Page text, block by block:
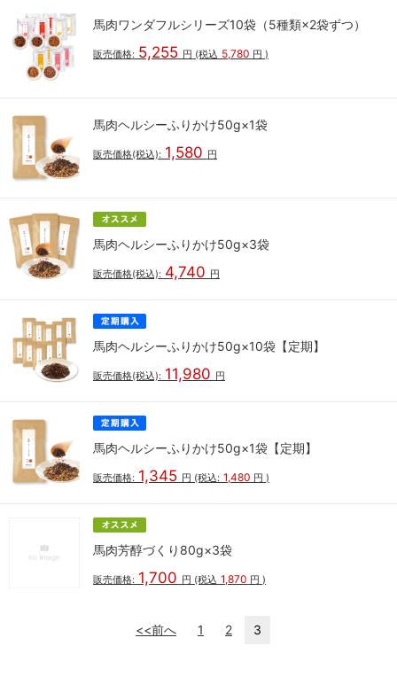
馬肉ワンダフルシリーズ10袋（5種類×2袋ずつ）
販売価格: 5,255 円 (税込 5,780 円 )
馬肉ヘルシーふりかけ50g×1袋
販売価格(税込): 1,580 円
馬肉ヘルシーふりかけ50g×3袋
販売価格(税込): 4,740 円
馬肉ヘルシーふりかけ50g×10袋【定期】
販売価格(税込): 11,980 円
馬肉ヘルシーふりかけ50g×1袋【定期】
販売価格: 1,345 円 (税込: 1,480 円 )
馬肉芳醇づくり80g×3袋
販売価格: 1,700 円 (税込 1,870 円 )
<<前へ 1 2 3